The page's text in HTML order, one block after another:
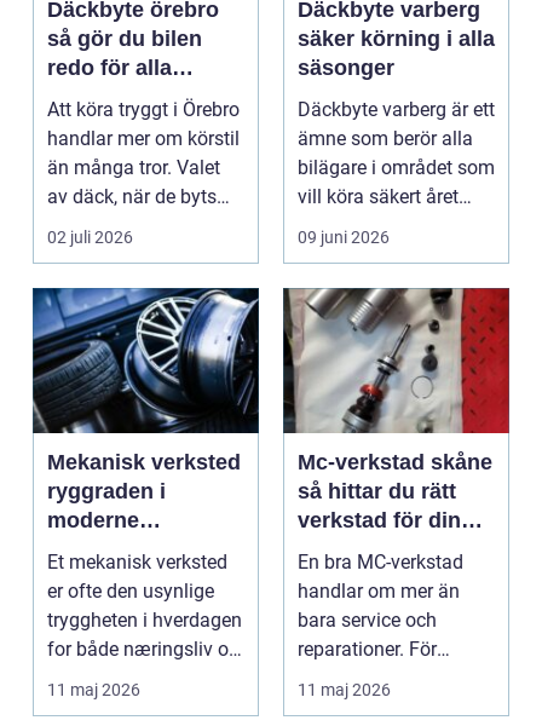
Däckbyte örebro
så gör du bilen
redo för alla
årstider
Att köra tryggt i Örebro
handlar mer om körstil
än många tror. Valet
av däck, när de byts
och hur de...
02 juli 2026
Däckbyte varberg
säker körning i alla
säsonger
Däckbyte varberg är ett
ämne som berör alla
bilägare i området som
vill köra säkert året
om. När väd...
09 juni 2026
Mekanisk verksted
ryggraden i
moderne
maskinpark
Et mekanisk verksted
er ofte den usynlige
tryggheten i hverdagen
for både næringsliv og
privatperson...
11 maj 2026
Mc-verkstad skåne
så hittar du rätt
verkstad för din
motorcykel
En bra MC-verkstad
handlar om mer än
bara service och
reparationer. För
många förare i Skåne
är verk...
11 maj 2026